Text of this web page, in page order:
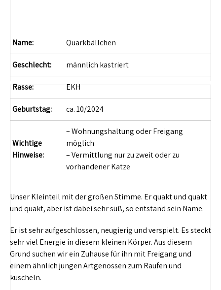
Name: Quarkbällchen
Geschlecht: männlich kastriert
Rasse: EKH
Geburtstag: ca. 10/2024
Wichtige
Hinweise:
– Wohnungshaltung oder Freigang
möglich
– Vermittlung nur zu zweit oder zu
vorhandener Katze
Unser Kleinteil mit der großen Stimme. Er quakt und quakt
und quakt, aber ist dabei sehr süß, so entstand sein Name.
Er ist sehr aufgeschlossen, neugierig und verspielt. Es steckt
sehr viel Energie in diesem kleinen Körper. Aus diesem
Grund suchen wir ein Zuhause für ihn mit Freigang und
einem ähnlich jungen Artgenossen zum Raufen und
kuscheln.